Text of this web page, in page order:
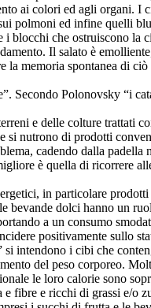
ai colori ed agli organi.
polmoni ed infine quelli
blocchi che ostruiscono
Il salato è
memoria spontanea di
Secondo Polonovsky “i
e delle colture trattati
si nutrono di prodotti
cadendo dalla
è quella di ricorrere
in particolare
bevande dolci hanno un
a un consumo
positivamente sullo
si intendono i cibi che
del peso corporeo.
le loro calorie sono
fibre e ricchi di grassi e/o